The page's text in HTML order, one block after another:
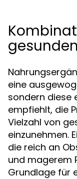
eine
sondern diese
empfiehlt, die
Vielzahl von
einzunehmen.
die reich an
und magerem
Grundlage für